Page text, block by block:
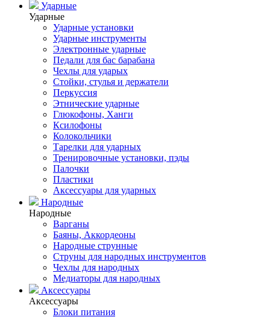
Ударные
Ударные
Ударные установки
Ударные инструменты
Электронные ударные
Педали для бас барабана
Чехлы для ударых
Стойки, стулья и держатели
Перкуссия
Этнические ударные
Глюкофоны, Ханги
Ксилофоны
Колокольчики
Тарелки для ударных
Тренировочные установки, пэды
Палочки
Пластики
Аксессуары для ударных
Народные
Народные
Варганы
Баяны, Аккордеоны
Народные струнные
Струны для народных инструментов
Чехлы для народных
Медиаторы для народных
Аксессуары
Аксессуары
Блоки питания